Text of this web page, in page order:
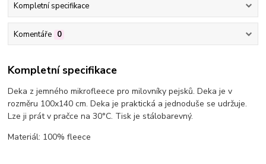
Kompletní specifikace
Komentáře 0
Kompletní specifikace
Deka z jemného mikrofleece pro milovníky pejsků. Deka je v
rozměru 100x140 cm. Deka je praktická a jednoduše se udržuje.
Lze ji prát v pračce na 30°C. Tisk je stálobarevný.
Materiál: 100% fleece